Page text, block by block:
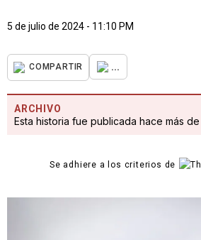
5 de julio de 2024 - 11:10 PM
COMPARTIR ...
ARCHIVO
Esta historia fue publicada hace más de
Se adhiere a los criterios de